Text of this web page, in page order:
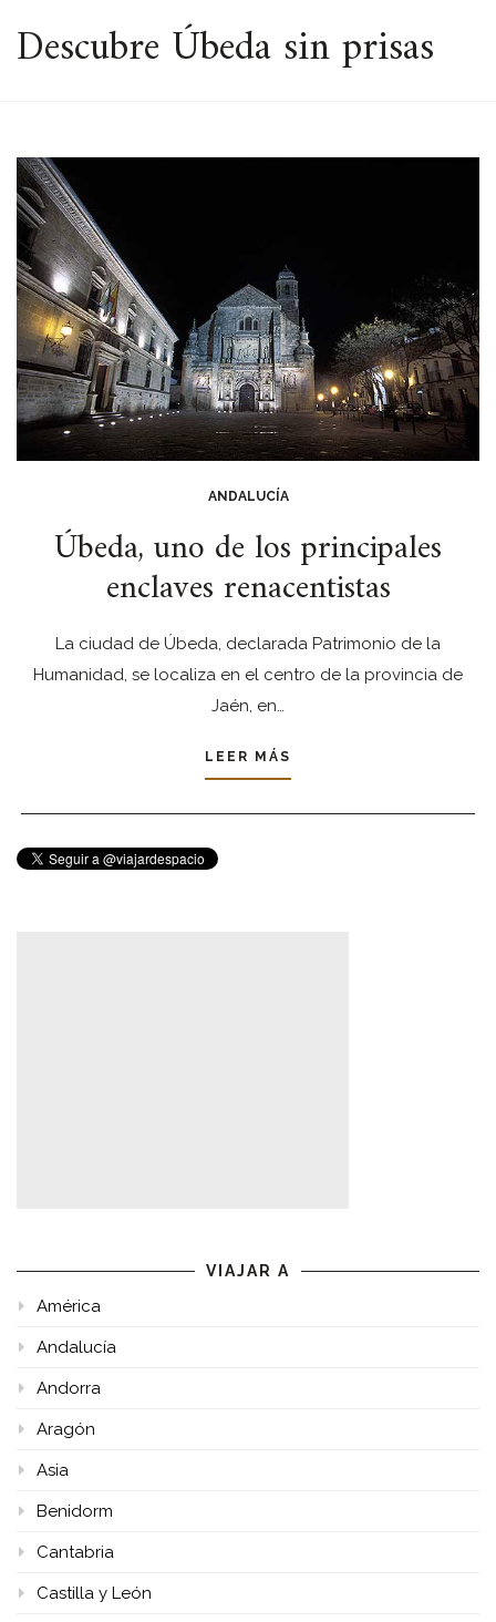
ESPACIO
Descubre Úbeda sin prisas
ANDALUCÍA
Úbeda, uno de los principales
enclaves renacentistas
La ciudad de Úbeda, declarada Patrimonio de la
Humanidad, se localiza en el centro de la provincia de
Jaén, en…
LEER MÁS
VIAJAR A
América
Andalucía
Andorra
Aragón
Asia
Benidorm
Cantabria
Castilla y León